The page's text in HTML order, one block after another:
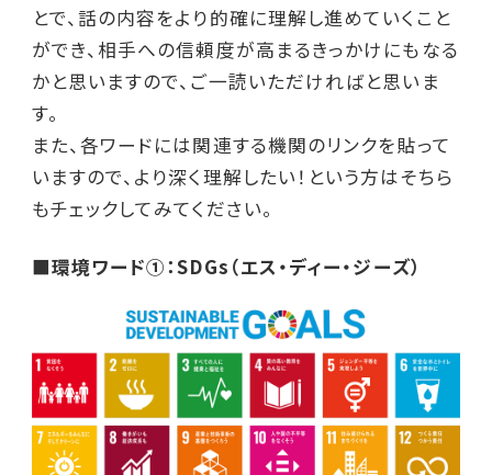
とで、話の内容をより的確に理解し進めていくこと
ができ、相手への信頼度が高まるきっかけにもなる
かと思いますので、ご一読いただければと思いま
す。
また、各ワードには関連する機関のリンクを貼って
いますので、より深く理解したい！という方はそちら
もチェックしてみてください。
■環境ワード①：SDGs（エス・ディー・ジーズ）